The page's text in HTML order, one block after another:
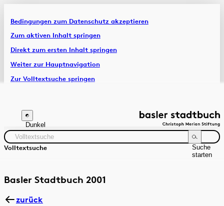
Bedingungen zum Datenschutz akzeptieren
Zum aktiven Inhalt springen
Direkt zum ersten Inhalt springen
Weiter zur Hauptnavigation
Zur Volltextsuche springen
Artikel & Dossiers
Chronik
Dunkel
Volltextsuche
Suche
starten
Zeitraum Autor:in
Basler Stadtbuch 2001
zurück